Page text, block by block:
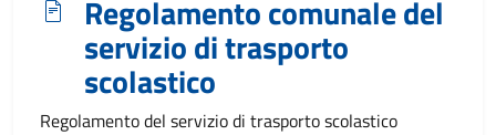
Regolamento comunale del
servizio di trasporto
scolastico
Regolamento del servizio di trasporto scolastico